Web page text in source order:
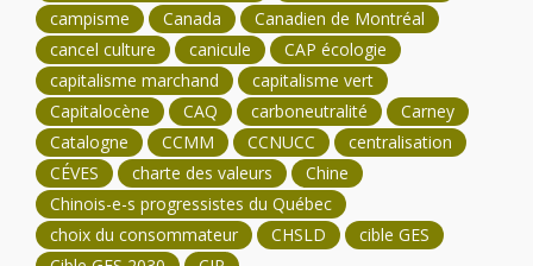
campisme
Canada
Canadien de Montréal
cancel culture
canicule
CAP écologie
capitalisme marchand
capitalisme vert
Capitalocène
CAQ carboneutralité
Carney
Catalogne
CCMM CCNUCC
centralisation
CÉVES
charte des valeurs
Chine
Chinois-e-s progressistes du Québec
choix du consommateur
CHSLD
cible GES